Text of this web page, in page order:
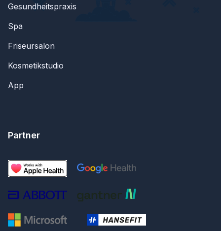
Gesundheitspraxis
Spa
Friseursalon
Kosmetikstudio
App
Partner